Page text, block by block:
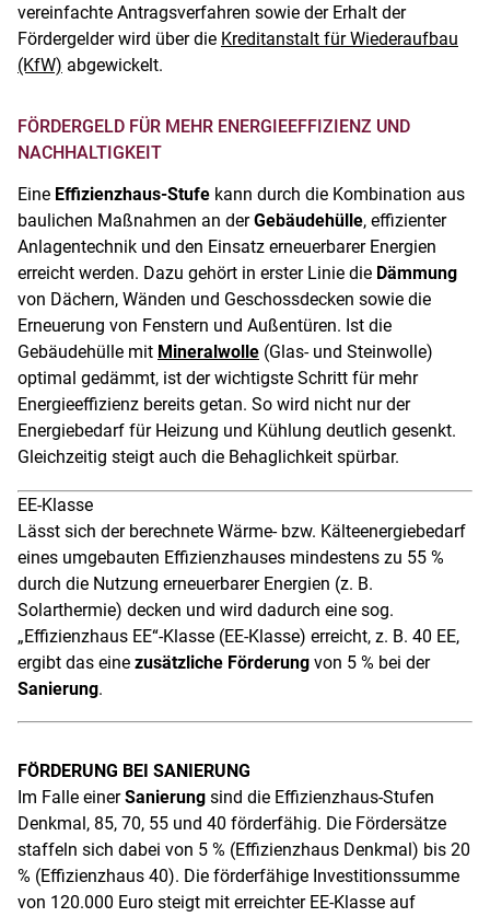
vereinfachte Antragsverfahren sowie der Erhalt der
Fördergelder wird über die Kreditanstalt für Wiederaufbau
(KfW) abgewickelt.
FÖRDERGELD FÜR MEHR ENERGIEEFFIZIENZ UND
NACHHALTIGKEIT
Eine Effizienzhaus-Stufe kann durch die Kombination aus
baulichen Maßnahmen an derGebäudehülle, effizienter
Anlagentechnik und den Einsatz erneuerbarer Energien
erreicht werden. Dazu gehört in erster Linie die Dämmung
von Dächern, Wänden und Geschossdecken sowie die
Erneuerung von Fenstern und Außentüren. Ist die
Gebäudehülle mit Mineralwolle (Glas- und Steinwolle)
optimal gedämmt, ist der wichtigste Schritt für mehr
Energieeffizienz bereits getan. So wird nicht nur der
Energiebedarf für Heizung und Kühlung deutlich gesenkt.
Gleichzeitig steigt auch die Behaglichkeit spürbar.
EE-Klasse
Lässt sich der berechnete Wärme- bzw. Kälteenergiebedarf
eines umgebauten Effizienzhauses mindestens zu 55 %
durch die Nutzung erneuerbarer Energien (z. B.
Solarthermie) decken und wird dadurch eine sog.
„Effizienzhaus EE“-Klasse (EE-Klasse) erreicht, z. B. 40 EE,
ergibt das eine zusätzliche Förderung von 5 % bei der
Sanierung.
FÖRDERUNG BEI SANIERUNG
Im Falle einerSanierung sind die Effizienzhaus-Stufen
Denkmal, 85, 70, 55 und 40 förderfähig. Die Fördersätze
staffeln sich dabei von 5 % (Effizienzhaus Denkmal) bis 20
% (Effizienzhaus 40). Die förderfähige Investitionssumme
von 120.000 Euro steigt mit erreichter EE-Klasse auf